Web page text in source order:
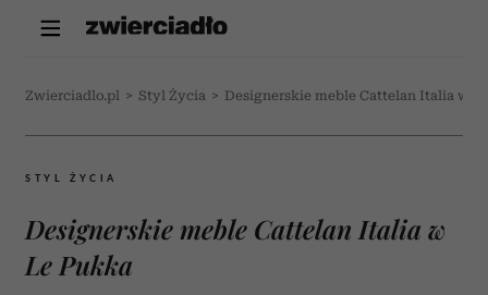
Zwierciadlo.pl > Styl Życia > Designerskie meble Cattelan Italia w
STYL ŻYCIA
Designerskie meble Cattelan Italia w
Le Pukka